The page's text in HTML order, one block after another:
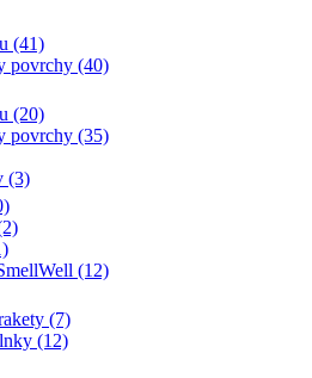
(41)
povrchy (40)
(20)
povrchy (35)
(3)
(12)
(7)
(12)